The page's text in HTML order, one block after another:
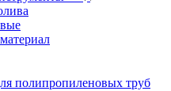
полипропиленовых труб